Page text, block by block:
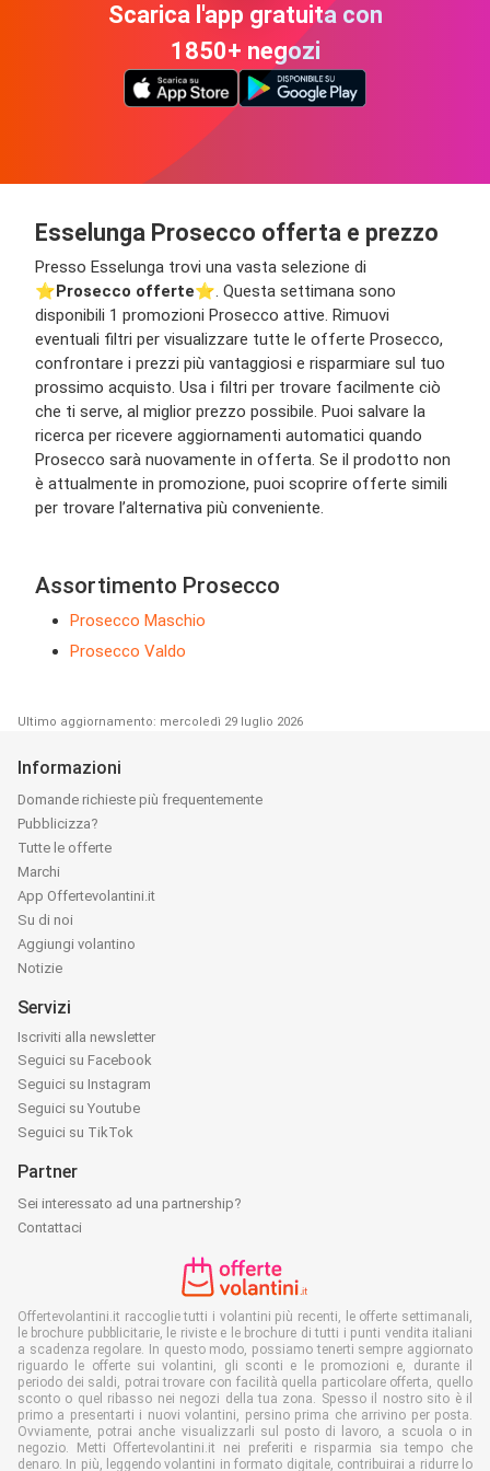
Scarica l'app gratuita con
1850+ negozi
Esselunga Prosecco offerta e prezzo
Presso Esselunga trovi una vasta selezione di
⭐️Prosecco offerte⭐️. Questa settimana sono
disponibili 1 promozioni Prosecco attive. Rimuovi
eventuali filtri per visualizzare tutte le offerte Prosecco,
confrontare i prezzi più vantaggiosi e risparmiare sul tuo
prossimo acquisto. Usa i filtri per trovare facilmente ciò
che ti serve, al miglior prezzo possibile. Puoi salvare la
ricerca per ricevere aggiornamenti automatici quando
Prosecco sarà nuovamente in offerta. Se il prodotto non
è attualmente in promozione, puoi scoprire offerte simili
per trovare l’alternativa più conveniente.
Assortimento Prosecco
Prosecco Maschio
Prosecco Valdo
Ultimo aggiornamento: mercoledì 29 luglio 2026
Informazioni
Domande richieste più frequentemente
Pubblicizza?
Tutte le offerte
Marchi
App Offertevolantini.it
Su di noi
Aggiungi volantino
Notizie
Servizi
Iscriviti alla newsletter
Seguici su Facebook
Seguici su Instagram
Seguici su Youtube
Seguici su TikTok
Partner
Sei interessato ad una partnership?
Contattaci
Offertevolantini.it raccoglie tutti i volantini più recenti, le offerte settimanali,
le brochure pubblicitarie, le riviste e le brochure di tutti i punti vendita italiani
a scadenza regolare. In questo modo, possiamo tenerti sempre aggiornato
riguardo le offerte sui volantini, gli sconti e le promozioni e, durante il
periodo dei saldi, potrai trovare con facilità quella particolare offerta, quello
sconto o quel ribasso nei negozi della tua zona. Spesso il nostro sito è il
primo a presentarti i nuovi volantini, persino prima che arrivino per posta.
Ovviamente, potrai anche visualizzarli sul posto di lavoro, a scuola o in
negozio. Metti Offertevolantini.it nei preferiti e risparmia sia tempo che
denaro. In più, leggendo volantini in formato digitale, contribuirai a ridurre lo